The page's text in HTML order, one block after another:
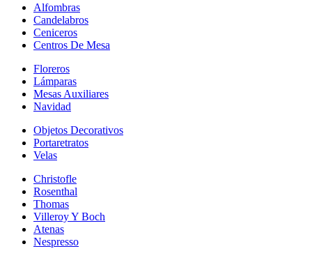
Alfombras
Candelabros
Ceniceros
Centros De Mesa
Floreros
Lámparas
Mesas Auxiliares
Navidad
Objetos Decorativos
Portaretratos
Velas
Christofle
Rosenthal
Thomas
Villeroy Y Boch
Atenas
Nespresso